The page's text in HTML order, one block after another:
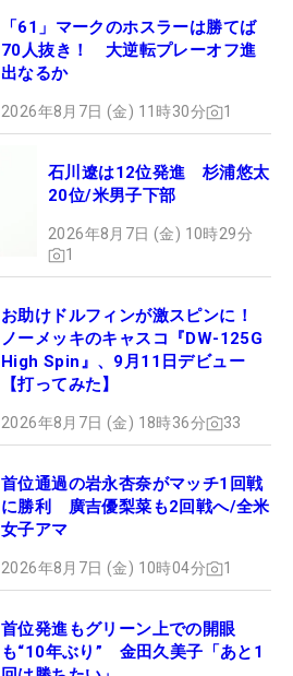
「61」マークのホスラーは勝てば
70人抜き！ 大逆転プレーオフ進
出なるか
2026年8月7日 (金) 11時30分 1
石川遼は12位発進 杉浦悠太
20位/米男子下部
2026年8月7日 (金) 10時29分
1
お助けドルフィンが激スピンに！
ノーメッキのキャスコ『DW-125G
High Spin』、9月11日デビュー
【打ってみた】
2026年8月7日 (金) 18時36分 33
首位通過の岩永杏奈がマッチ1回戦
に勝利 廣吉優梨菜も2回戦へ/全米
女子アマ
2026年8月7日 (金) 10時04分 1
首位発進もグリーン上での開眼
も“10年ぶり” 金田久美子「あと1